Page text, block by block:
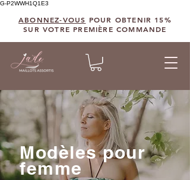
G-P2WWH1Q1E3
ABONNEZ-VOUS POUR OBTENIR 15%
SUR VOTRE PREMIÈRE COMMANDE
Modèles pour
femme